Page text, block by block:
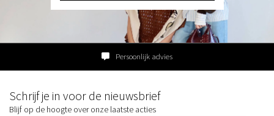
Persoonlijk advies
Schrijf je in voor de nieuwsbrief
Blijf op de hoogte over onze laatste acties